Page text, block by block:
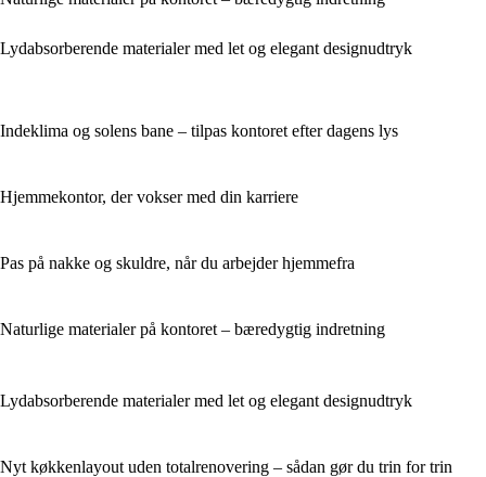
Lydabsorberende materialer med let og elegant designudtryk
Indeklima og solens bane – tilpas kontoret efter dagens lys
Hjemmekontor, der vokser med din karriere
Pas på nakke og skuldre, når du arbejder hjemmefra
Naturlige materialer på kontoret – bæredygtig indretning
Lydabsorberende materialer med let og elegant designudtryk
Nyt køkkenlayout uden totalrenovering – sådan gør du trin for trin